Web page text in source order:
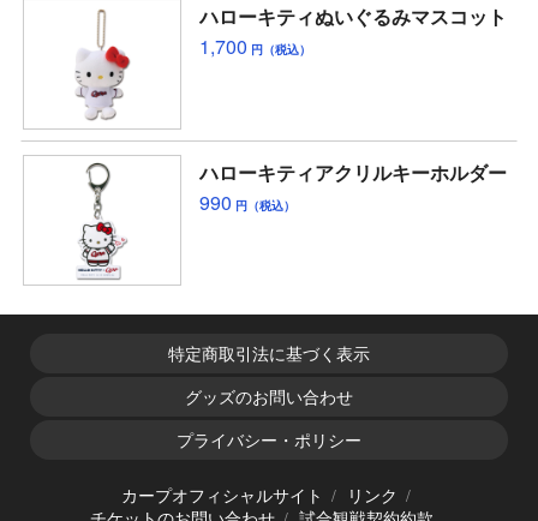
ハローキティぬいぐるみマスコット
1,700 円（税込）
ハローキティアクリルキーホルダー
990 円（税込）
特定商取引法に基づく表示
グッズのお問い合わせ
プライバシー・ポリシー
カープオフィシャルサイト
リンク